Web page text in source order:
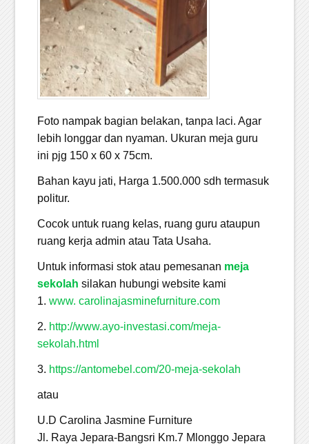
Foto nampak bagian belakan, tanpa laci. Agar
lebih longgar dan nyaman. Ukuran meja guru
ini pjg 150 x 60 x 75cm.
Bahan kayu jati, Harga 1.500.000 sdh termasuk
politur.
Cocok untuk ruang kelas, ruang guru ataupun
ruang kerja admin atau Tata Usaha.
Untuk informasi stok atau pemesanan meja
sekolah silakan hubungi website kami
1. www. carolinajasminefurniture.com
2. http://www.ayo-investasi.com/meja-
sekolah.html
3. https://antomebel.com/20-meja-sekolah
atau
U.D Carolina Jasmine Furniture
Jl. Raya Jepara-Bangsri Km.7 Mlonggo Jepara